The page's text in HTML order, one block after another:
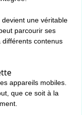
devient une véritable
parcourir ses
contenus
appareils mobiles.
que ce soit à la